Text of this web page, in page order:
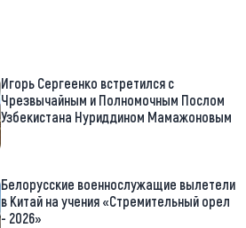
Игорь Сергеенко встретился с
Чрезвычайным и Полномочным Послом
Узбекистана Нуриддином Мамажоновым
Белорусские военнослужащие вылетели
в Китай на учения «Стремительный орел
- 2026»